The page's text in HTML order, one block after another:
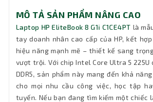
Ổ đĩa
quang
(DVD)
Không DVD
Pin 3 Cell - 62 Wh
Keyboard
HP Premium Keyboard –
backlit keyboard
MÔ TẢ SẢN PHẨM NÂNG CAO
Laptop HP EliteBook 8 G1i C1CE4PT là
tay doanh nhân cao cấp của HP, kết
hiệu năng mạnh mẽ – thiết kế sang
vượt trội. Với chip Intel Core Ultra 5 225U
DDR5, sản phẩm này mang đến khả
cho mọi nhu cầu công việc, học tập
tuyến. Nếu bạn đang tìm kiếm một chiếc